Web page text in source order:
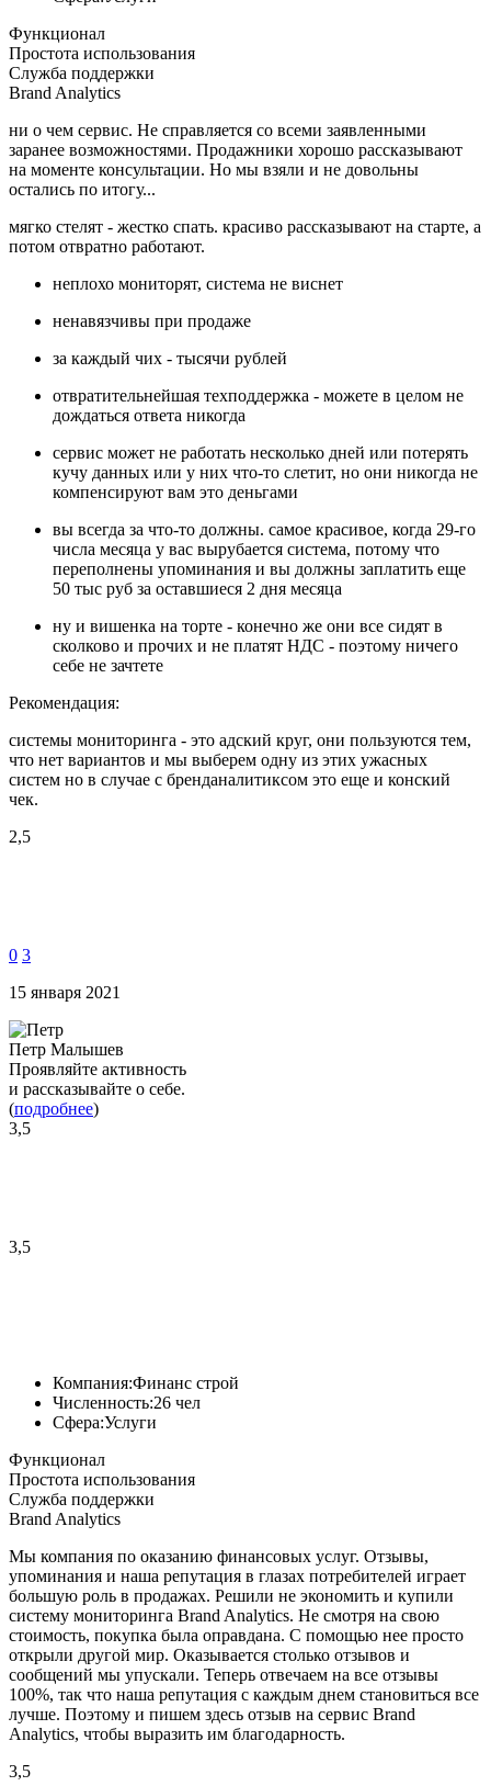
Функционал
Простота использования
Служба поддержки
Brand Analytics
ни о чем сервис. Не справляется со всеми заявленными
заранее возможностями. Продажники хорошо рассказывают
на моменте консультации. Но мы взяли и не довольны
остались по итогу...
мягко стелят - жестко спать. красиво рассказывают на старте, а
потом отвратно работают.
неплохо мониторят, система не виснет
ненавязчивы при продаже
за каждый чих - тысячи рублей
отвратительнейшая техподдержка - можете в целом не
дождаться ответа никогда
сервис может не работать несколько дней или потерять
кучу данных или у них что-то слетит, но они никогда не
компенсируют вам это деньгами
вы всегда за что-то должны. самое красивое, когда 29-го
числа месяца у вас вырубается система, потому что
переполнены упоминания и вы должны заплатить еще
50 тыс руб за оставшиеся 2 дня месяца
ну и вишенка на торте - конечно же они все сидят в
сколково и прочих и не платят НДС - поэтому ничего
себе не зачтете
Рекомендация:
системы мониторинга - это адский круг, они пользуются тем,
что нет вариантов и мы выберем одну из этих ужасных
систем но в случае с бренданалитиксом это еще и конский
чек.
2,5
0 3
15 января 2021
Петр Малышев
Проявляйте активность
и рассказывайте о себе.
(подробнее)
3,5
3,5
Компания:Финанс строй
Численность:26 чел
Сфера:Услуги
Функционал
Простота использования
Служба поддержки
Brand Analytics
Мы компания по оказанию финансовых услуг. Отзывы,
упоминания и наша репутация в глазах потребителей играет
большую роль в продажах. Решили не экономить и купили
систему мониторинга Brand Analytics. Не смотря на свою
стоимость, покупка была оправдана. С помощью нее просто
открыли другой мир. Оказывается столько отзывов и
сообщений мы упускали. Теперь отвечаем на все отзывы
100%, так что наша репутация с каждым днем становиться все
лучше. Поэтому и пишем здесь отзыв на сервис Brand
Analytics, чтобы выразить им благодарность.
3,5